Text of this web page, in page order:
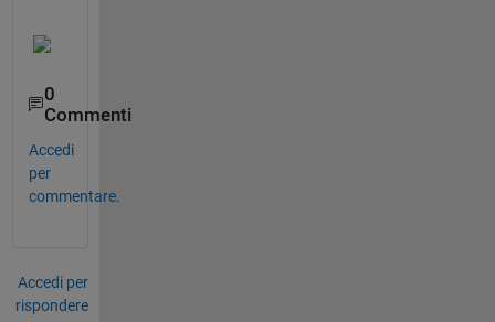
0
Commenti
Accedi
per
commentare.
Accedi per
rispondere